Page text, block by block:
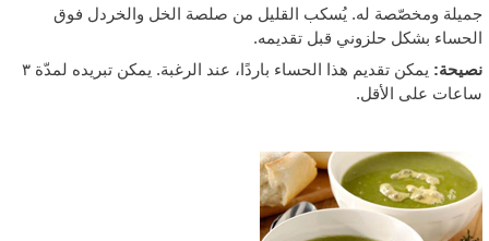
ومخصّصة له. يُسكب القليل من صلصة الخل والخردل فوق
بشكل حلزوني قبل تقديمه.
يمكن تقديم هذا الحساء باردًا، عند الرغبة. يمكن تبريده لمدّة ٣
على الأقل.